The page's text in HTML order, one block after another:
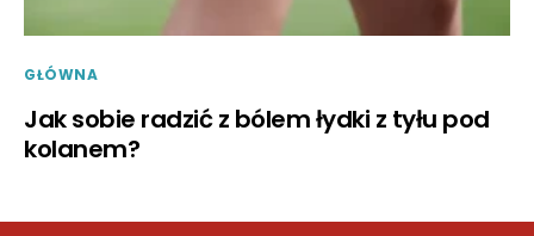
GŁÓWNA
Jak sobie radzić z bólem łydki z tyłu pod
kolanem?